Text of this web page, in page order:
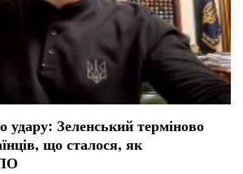
удару: Зеленський терміново
що сталося, як